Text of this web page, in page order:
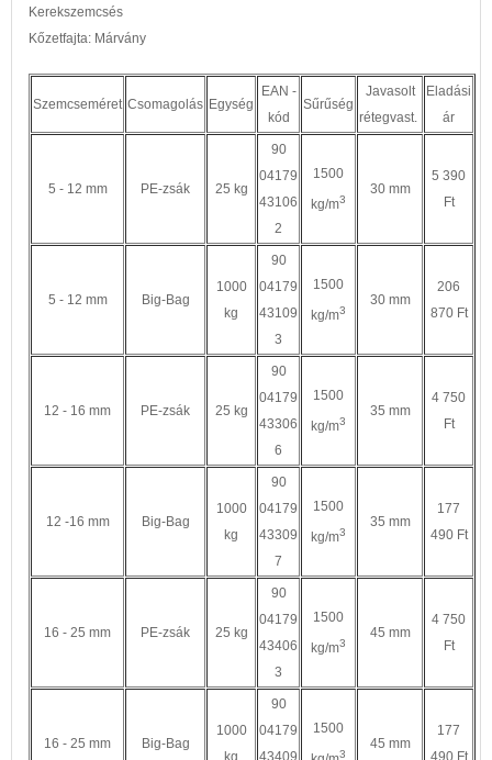
Kerekszemcsés
Kőzetfajta: Márvány
Szemcseméret Csomagolás Egység
EAN -
kód
Sűrűség
Javasolt
rétegvast.
Eladási
ár
5 - 12 mm PE-zsák 25 kg
90
04179
43106
2
1500
kg/m3
30 mm
5 390
Ft
5 - 12 mm Big-Bag
1000
kg
90
04179
43109
3
1500
kg/m3
30 mm
206
870 Ft
12 - 16 mm PE-zsák 25 kg
90
04179
43306
6
1500
kg/m3
35 mm
4 750
Ft
12 -16 mm Big-Bag
1000
kg
90
04179
43309
7
1500
kg/m3
35 mm
177
490 Ft
16 - 25 mm PE-zsák 25 kg
90
04179
43406
3
1500
kg/m3
45 mm
4 750
Ft
16 - 25 mm Big-Bag
1000
kg
90
04179
43409
1500
3
45 mm
177
490 Ft